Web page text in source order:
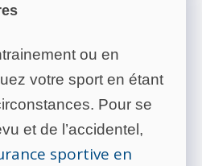
ou en
votre sport en étant
Pour se
et de l’accidentel,
sportive en